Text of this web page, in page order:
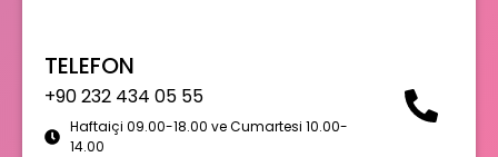
TELEFON
+90 232 434 05 55
Haftaiçi 09.00-18.00 ve Cumartesi 10.00-
14.00